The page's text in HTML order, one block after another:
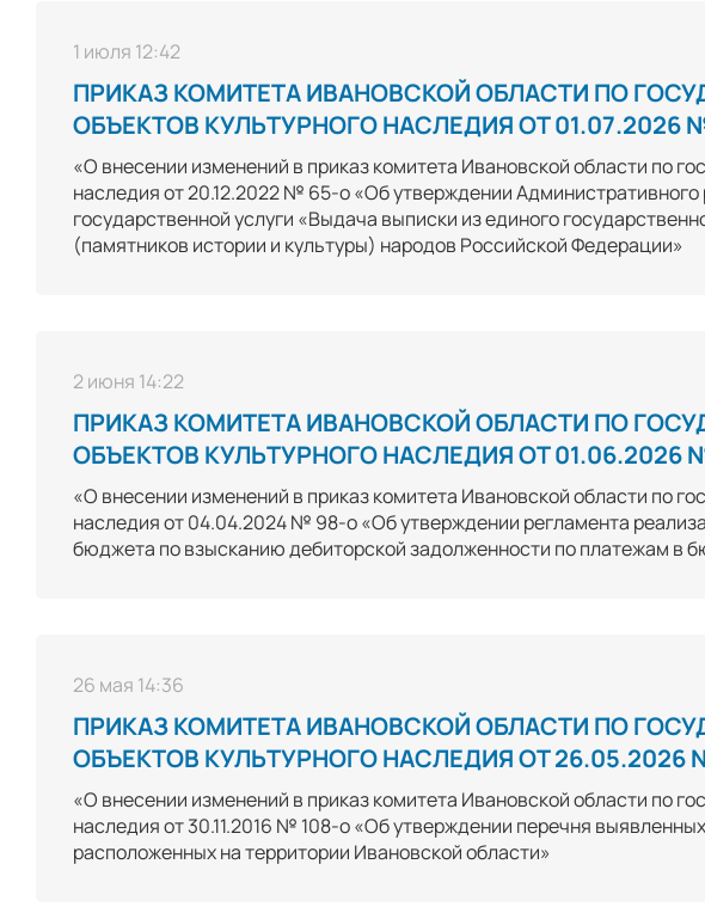
1 июля 12:42
ПРИКАЗ КОМИТЕТА ИВАНОВСКОЙ ОБЛАСТИ ПО
ОБЪЕКТОВ КУЛЬТУРНОГО НАСЛЕДИЯ ОТ 01.07.2026
«О внесении изменений в приказ комитета Ивановской области по
наследия от 20.12.2022 № 65-о «Об утверждении
государственной услуги «Выдача выписки из единого
(памятников истории и культуры) народов Российской Федерации»
2 июня 14:22
ПРИКАЗ КОМИТЕТА ИВАНОВСКОЙ ОБЛАСТИ ПО
ОБЪЕКТОВ КУЛЬТУРНОГО НАСЛЕДИЯ ОТ 01.06.2026
«О внесении изменений в приказ комитета Ивановской области по
наследия от 04.04.2024 № 98-о «Об утверждении регламента
бюджета по взысканию дебиторской задолженности по платежам в
26 мая 14:36
ПРИКАЗ КОМИТЕТА ИВАНОВСКОЙ ОБЛАСТИ ПО
ОБЪЕКТОВ КУЛЬТУРНОГО НАСЛЕДИЯ ОТ 26.05.2026
«О внесении изменений в приказ комитета Ивановской области по
наследия от 30.11.2016 № 108-о «Об утверждении перечня
расположенных на территории Ивановской области»